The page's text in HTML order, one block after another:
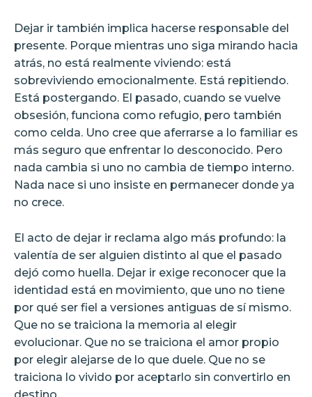
Dejar ir también implica hacerse responsable del
presente. Porque mientras uno siga mirando hacia
atrás, no está realmente viviendo: está
sobreviviendo emocionalmente. Está repitiendo.
Está postergando. El pasado, cuando se vuelve
obsesión, funciona como refugio, pero también
como celda. Uno cree que aferrarse a lo familiar es
más seguro que enfrentar lo desconocido. Pero
nada cambia si uno no cambia de tiempo interno.
Nada nace si uno insiste en permanecer donde ya
no crece.
El acto de dejar ir reclama algo más profundo: la
valentía de ser alguien distinto al que el pasado
dejó como huella. Dejar ir exige reconocer que la
identidad está en movimiento, que uno no tiene
por qué ser fiel a versiones antiguas de sí mismo.
Que no se traiciona la memoria al elegir
evolucionar. Que no se traiciona el amor propio
por elegir alejarse de lo que duele. Que no se
traiciona lo vivido por aceptarlo sin convertirlo en